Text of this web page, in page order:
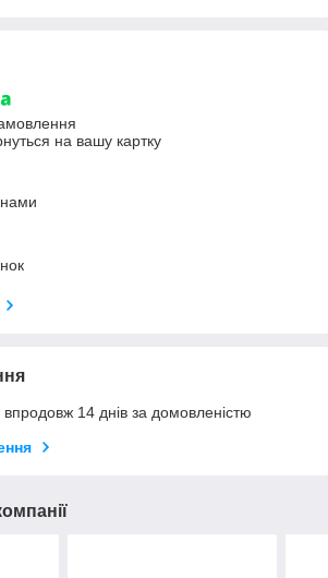
на вашу картку
14 днів за домовленістю